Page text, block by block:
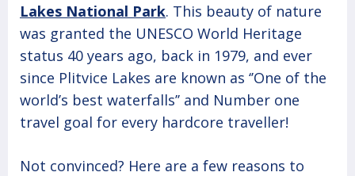
Lakes National Park. This beauty of nature
was granted the UNESCO World Heritage
status 40 years ago, back in 1979, and ever
since Plitvice Lakes are known as ‘’One of the
world’s best waterfalls’’ and Number one
travel goal for every hardcore traveller!
Not convinced? Here are a few reasons to